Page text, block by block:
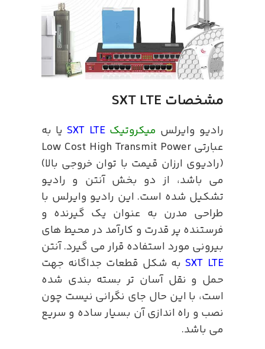
مشخصات SXT LTE
رادیو وایرلس میکروتیک SXT LTE یا به
عبارتی Low Cost High Transmit Power
(رادیوی ارزان قیمت با توان خروجی بالا)
می باشد، از دو بخش آنتن و رادیو
تشکیل شده است. این رادیو وایرلس با
طراحی مدرن به عنوان یک گیرنده و
فرستنده پر قدرت و کارآمد در محیط های
بیرونی مورد استفاده قرار می گیرد. آنتن
SXT LTE به شکل قطعات جداگانه جهت
حمل و نقل آسان تر بسته بندی شده
است، با این حال جای نگرانی نیست چون
نصب و راه اندازی آن بسیار ساده و سریع
می باشد.